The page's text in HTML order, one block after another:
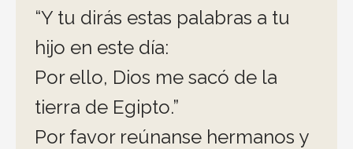
“Y tu dirás estas palabras a tu
hijo en este día:
Por ello, Dios me sacó de la
tierra de Egipto.”
Por favor reúnanse hermanos y